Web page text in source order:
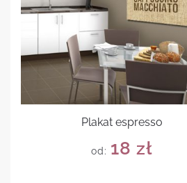
Plakat espresso
od: 18 zł